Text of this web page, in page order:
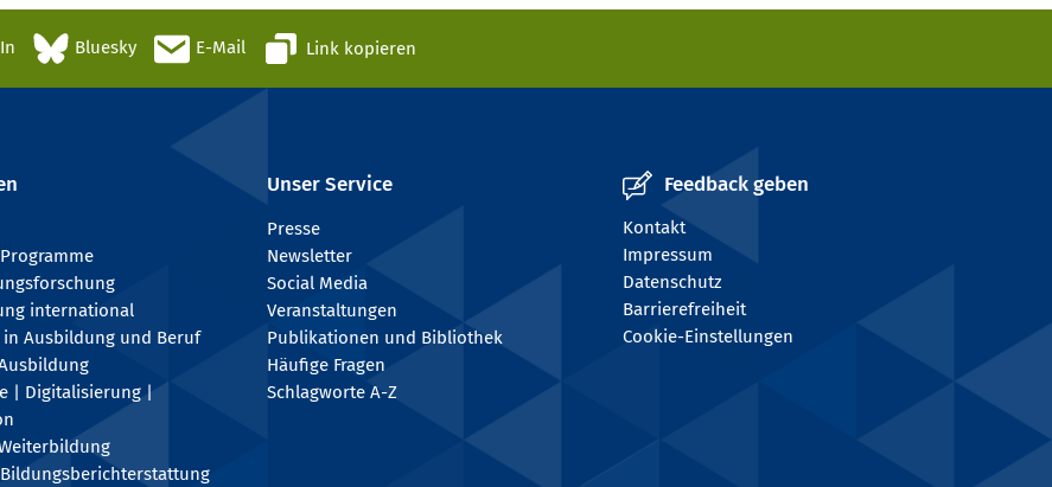
Bluesky E-Mail Link kopieren
international
in Ausbildung und Beruf
| Digitalisierung |
Unser Service
Presse
Newsletter
Social Media
Veranstaltungen
Publikationen und Bibliothek
Häufige Fragen
Schlagworte A-Z
Feedback geben
Kontakt
Impressum
Datenschutz
Barrierefreiheit
Cookie-Einstellungen